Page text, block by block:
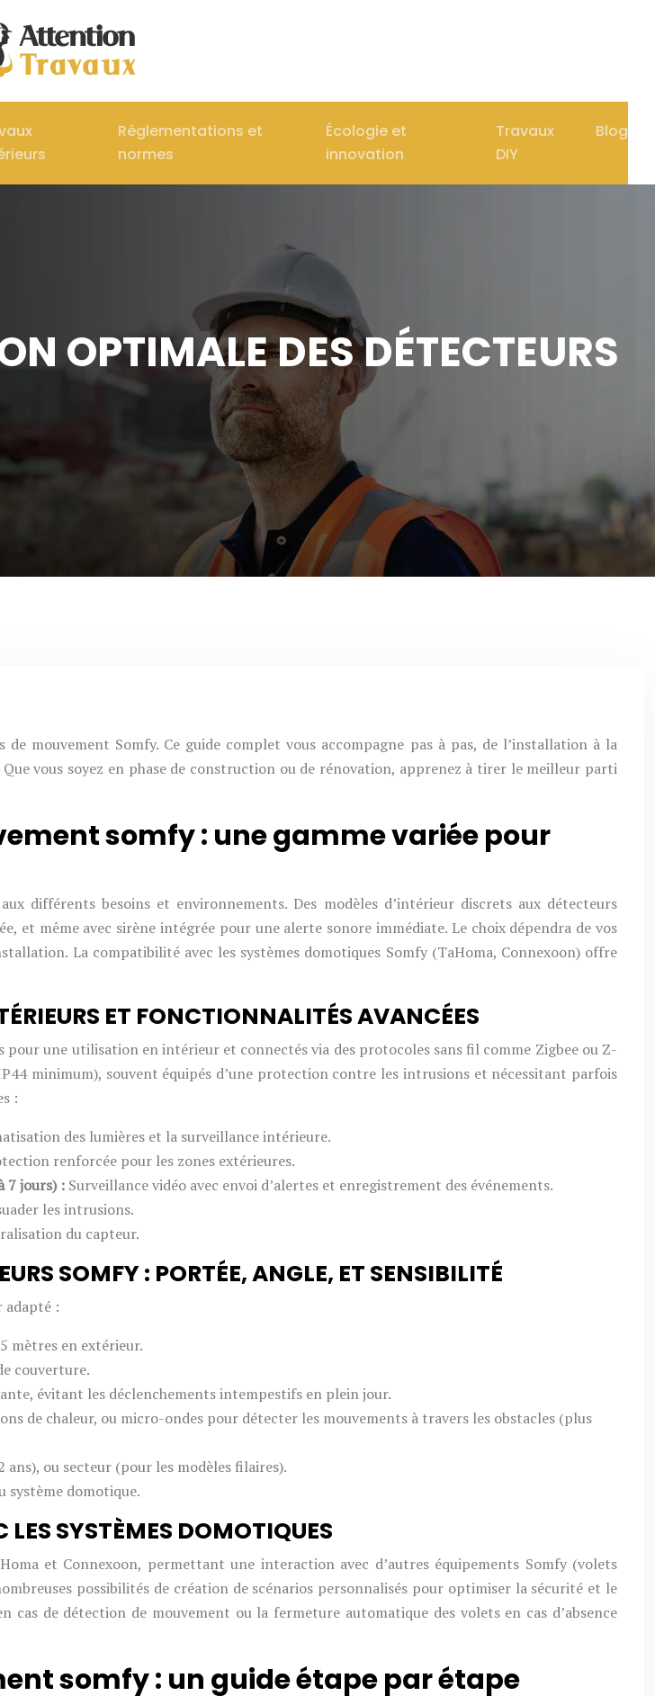
Réglementations et
normes
Écologie et
innovation
Travaux
DIY
Blog
OPTIMALE DES DÉTECTEURS
mouvement Somfy. Ce guide complet vous accompagne pas à pas, de l’installation à la
vous soyez en phase de construction ou de rénovation, apprenez à tirer le meilleur parti
somfy : une gamme variée pour
différents besoins et environnements. Des modèles d’intérieur discrets aux détecteurs
et même avec sirène intégrée pour une alerte sonore immédiate. Le choix dépendra de vos
La compatibilité avec les systèmes domotiques Somfy (TaHoma, Connexoon) offre
ET FONCTIONNALITÉS AVANCÉES
pour une utilisation en intérieur et connectés via des protocoles sans fil comme Zigbee ou Z-
minimum), souvent équipés d’une protection contre les intrusions et nécessitant parfois
:
des lumières et la surveillance intérieure.
renforcée pour les zones extérieures.
7 jours) : Surveillance vidéo avec envoi d’alertes et enregistrement des événements.
les intrusions.
du capteur.
SOMFY : PORTÉE, ANGLE, ET SENSIBILITÉ
adapté :
mètres en extérieur.
couverture.
évitant les déclenchements intempestifs en plein jour.
de chaleur, ou micro-ondes pour détecter les mouvements à travers les obstacles (plus
ou secteur (pour les modèles filaires).
système domotique.
SYSTÈMES DOMOTIQUES
et Connexoon, permettant une interaction avec d’autres équipements Somfy (volets
possibilités de création de scénarios personnalisés pour optimiser la sécurité et le
de détection de mouvement ou la fermeture automatique des volets en cas d’absence
somfy : un guide étape par étape